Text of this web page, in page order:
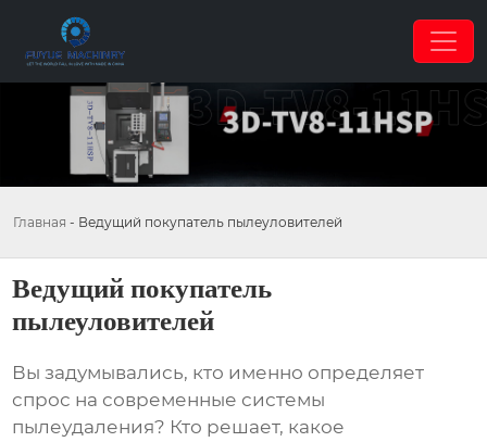
Главная - Ведущий покупатель пылеуловителей
Ведущий покупатель
пылеуловителей
Вы задумывались, кто именно определяет
спрос на современные системы
пылеудаления? Кто решает, какое